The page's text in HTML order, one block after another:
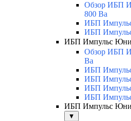
Обзор ИБП
800 Ва
ИБП
ИБП
ИБП Импульс
Обзор ИБП
Ва
ИБП
ИБП
ИБП
ИБП
ИБП Импульс
▼